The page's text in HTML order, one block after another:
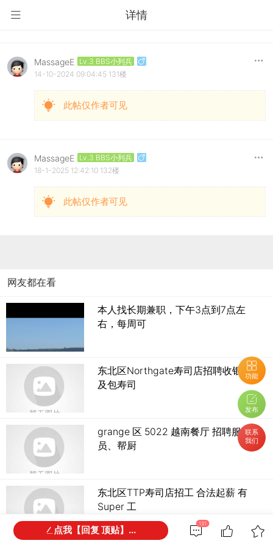
详情
功能
发布
联系
我们
MassageE Lv.3 BBS小列兵
14-10-2024 09:04:45 131楼
此帖仅作者可见
MassageE Lv.3 BBS小列兵
18-1-2025 12:42:10 132楼
此帖仅作者可见
网友都在看
本人找长期兼职，下午3点到7点左
右，每周可
东北区Northgate寿司店招聘收银员
及包寿司
grange 区 5022 越南餐厅 招聘服务
员、帮厨
东北区TTP寿司店招工 合法起薪 有
Super 工
131
点我【回复 顶贴】...